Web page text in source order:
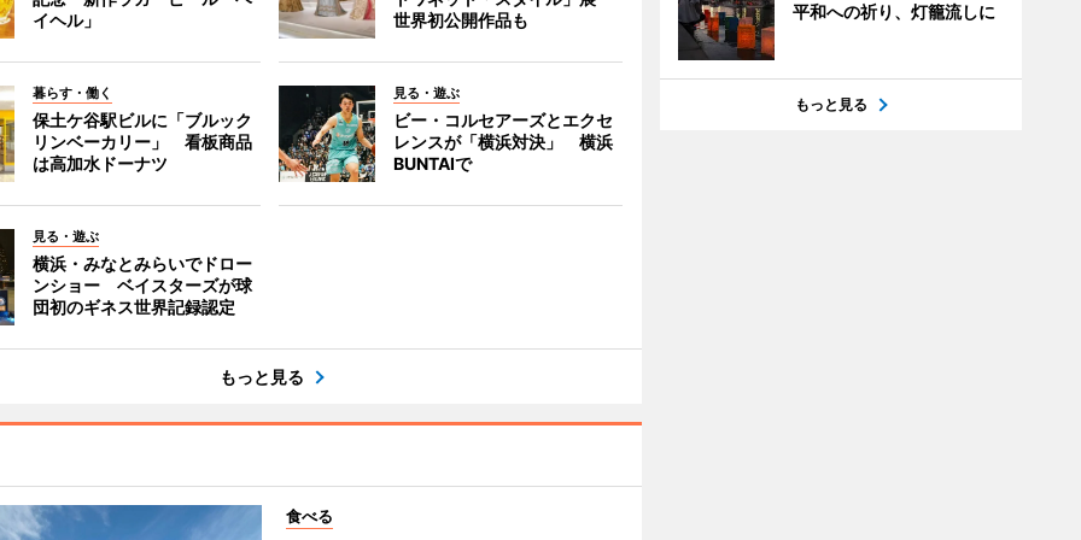
イヘル」
世界初公開作品も
暮らす・働く
保土ケ谷駅ビルに「ブルック
リンベーカリー」 看板商品
は高加水ドーナツ
見る・遊ぶ
ビー・コルセアーズとエクセ
レンスが「横浜対決」 横浜
BUNTAIで
見る・遊ぶ
横浜・みなとみらいでドロー
ンショー ベイスターズが球
団初のギネス世界記録認定
もっと見る
食べる
平和への祈り、灯籠流しに
もっと見る